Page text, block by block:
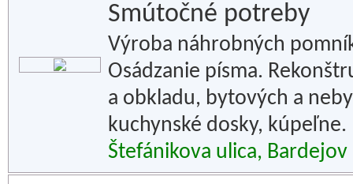
Smútočné potreby
Výroba náhrobných
Osádzanie písma.
a obkladu, bytových a
kuchynské dosky, kúpeľne.
Štefánikova ulica, Bardejov